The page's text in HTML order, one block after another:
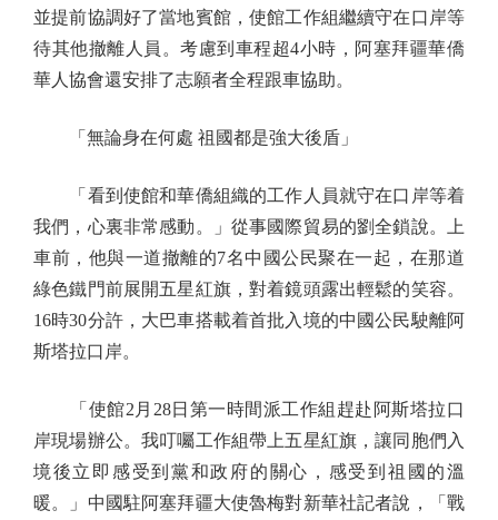
並提前協調好了當地賓館，使館工作組繼續守在口岸等
待其他撤離人員。考慮到車程超4小時，阿塞拜疆華僑
華人協會還安排了志願者全程跟車協助。
「無論身在何處 祖國都是強大後盾」
「看到使館和華僑組織的工作人員就守在口岸等着
我們，心裏非常感動。」從事國際貿易的劉全鎖說。上
車前，他與一道撤離的7名中國公民聚在一起，在那道
綠色鐵門前展開五星紅旗，對着鏡頭露出輕鬆的笑容。
16時30分許，大巴車搭載着首批入境的中國公民駛離阿
斯塔拉口岸。
「使館2月28日第一時間派工作組趕赴阿斯塔拉口
岸現場辦公。我叮囑工作組帶上五星紅旗，讓同胞們入
境後立即感受到黨和政府的關心，感受到祖國的溫
暖。」中國駐阿塞拜疆大使魯梅對新華社記者說，「戰